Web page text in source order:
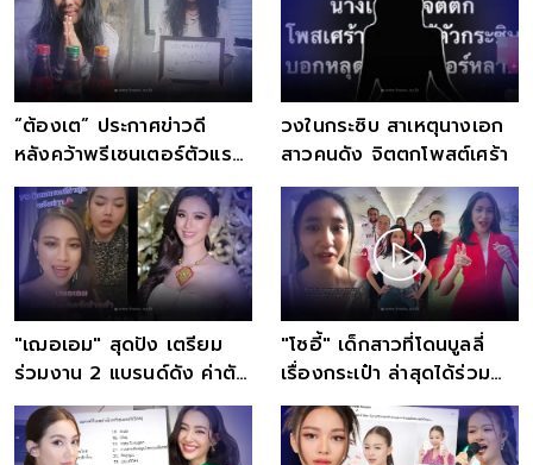
“ต้องเต” ประกาศข่าวดี
หลังคว้าพรีเซนเตอร์ตัวแรก
ในชีวิต ชาวเน็ตแห่ยินดี
วงในกระซิบ สาเหตุนางเอก
สาวคนดัง จิตตกโพสต์เศร้า
"เฌอเอม" สุดปัง เตรียม
ร่วมงาน 2 แบรนด์ดัง ค่าตัว
พุ่งสูงถึง 7 หลัก
"โซอี้" เด็กสาวที่โดนบูลลี่
เรื่องกระเป๋า ล่าสุดได้ร่วม
งานกับสายการบินดัง